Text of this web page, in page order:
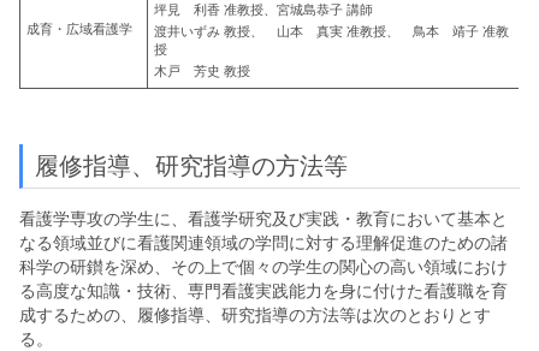
成育・広域看護学
坪見 利香 准教授、宮城島恭子 講師
渡井いずみ 教授、 山本 真実 准教授、 鳥本 靖子 准教
授
木戸 芳史 教授
履修指導、研究指導の方法等
看護学専攻の学生に、看護学研究及び実践・教育において基本と
なる領域並びに看護関連領域の学問に対する理解促進のための諸
科学の研鑚を深め、その上で個々の学生の関心の高い領域におけ
る高度な知識・技術、専門看護実践能力を身に付けた看護職を育
成するための、履修指導、研究指導の方法等は次のとおりとす
る。